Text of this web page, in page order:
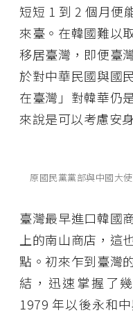
短短 1 到 2 個月便
來臺。在韓國難以
移居臺灣，即便臺
於對中華民國與國
在臺灣」對韓華仍
來說是可以考慮安
原國民黨黨部與中國大
臺灣最早進口韓國
上的南山商店，這
點。初來乍到臺灣
結，迅速掌握了
1979 年以後永和